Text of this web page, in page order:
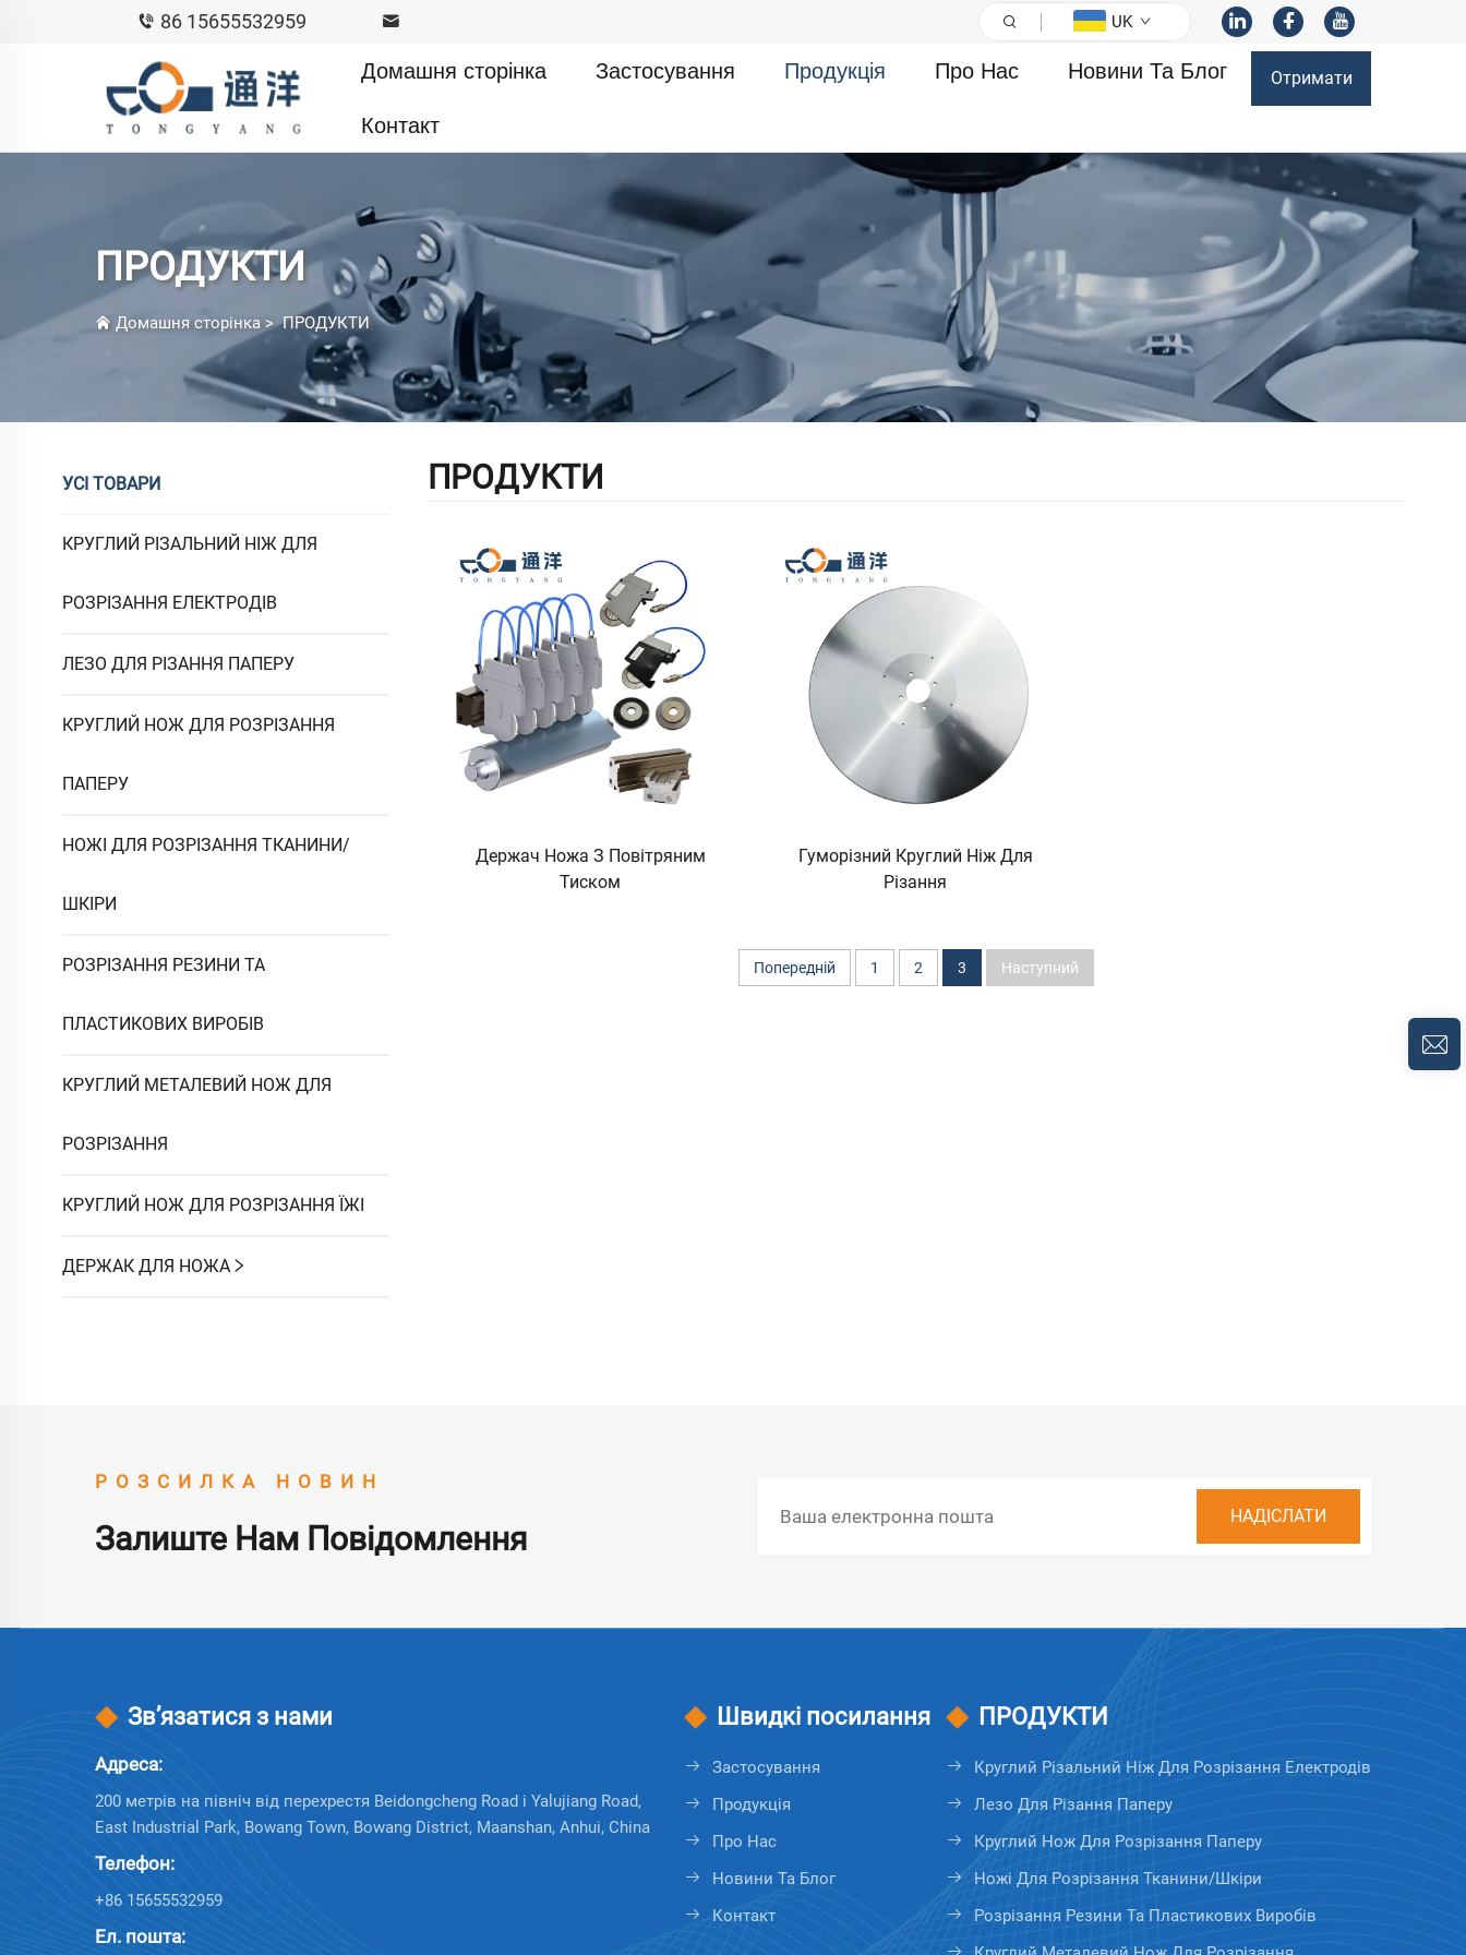
86 15655532959 UK
Домашня сторінка Застосування Продукція Про Нас Новини Та Блог
Контакт
Отримати
ПРОДУКТИ
Домашня сторінка >ПРОДУКТИ
УСІ ТОВАРИ
КРУГЛИЙ РІЗАЛЬНИЙ НІЖ ДЛЯ
РОЗРІЗАННЯ ЕЛЕКТРОДІВ
ЛЕЗО ДЛЯ РІЗАННЯ ПАПЕРУ
КРУГЛИЙ НОЖ ДЛЯ РОЗРІЗАННЯ
ПАПЕРУ
НОЖІ ДЛЯ РОЗРІЗАННЯ ТКАНИНИ/
ШКІРИ
РОЗРІЗАННЯ РЕЗИНИ ТА
ПЛАСТИКОВИХ ВИРОБІВ
КРУГЛИЙ МЕТАЛЕВИЙ НОЖ ДЛЯ
РОЗРІЗАННЯ
КРУГЛИЙ НОЖ ДЛЯ РОЗРІЗАННЯ ЇЖІ
ДЕРЖАК ДЛЯ НОЖА
ПРОДУКТИ
Держач Ножа З Повітряним
Тиском
Гуморізний Круглий Ніж Для
Різання
Попередній 1 2 3 Наступний
РОЗСИЛКА НОВИН
Залиште Нам Повідомлення
Зв’язатися з нами
Адреса:
200 метрів на північ від перехрестя Beidongcheng Road і Yalujiang Road,
East Industrial Park, Bowang Town, Bowang District, Maanshan, Anhui, China
Телефон:
+86 15655532959
Ел. пошта:
Швидкі посилання
Застосування
Продукція
Про Нас
Новини Та Блог
Контакт
ПРОДУКТИ
Круглий Різальний Ніж Для Розрізання Електродів
Лезо Для Різання Паперу
Круглий Нож Для Розрізання Паперу
Ножі Для Розрізання Тканини/шкіри
Розрізання Резини Та Пластикових Виробів